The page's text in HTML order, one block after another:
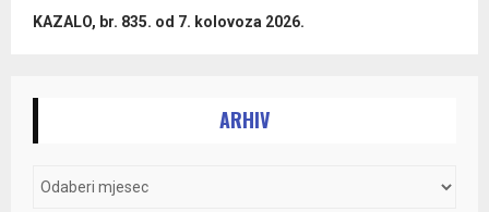
KAZALO, br. 835. od 7. kolovoza 2026.
ARHIV